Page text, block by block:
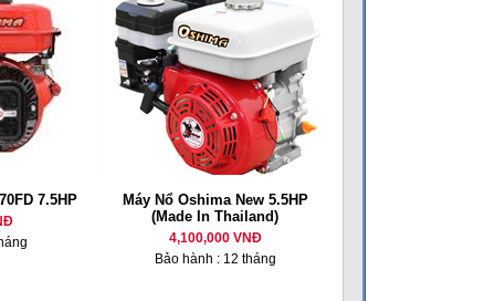
7.5HP
Máy Nổ Oshima New 5.5HP
(Made In Thailand)
4,100,000 VNĐ
Bảo hành : 12 tháng